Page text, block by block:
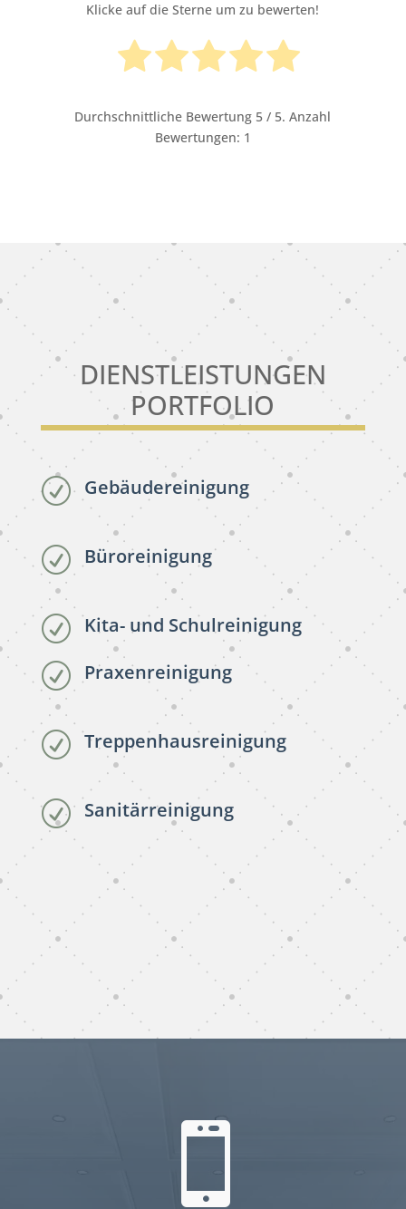
Klicke auf die Sterne um zu bewerten!
Durchschnittliche Bewertung 5 / 5. Anzahl
Bewertungen: 1
DIENSTLEISTUNGEN
PORTFOLIO
R Gebäudereinigung
R Büroreinigung
R Kita- und Schulreinigung
R Praxenreinigung
R Treppenhausreinigung
R Sanitärreinigung
subunternehmer reinigung
Berlin
subunternehmer gebäudereinigung Berlin
gebäudereinigung subunternehmer Berlin
